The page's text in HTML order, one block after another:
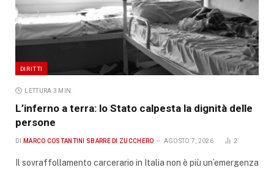
DIRITTI
LETTURA 3 MIN.
L’inferno a terra: lo Stato calpesta la dignità delle
persone
DI MARCO COSTANTINI SBARRE DI ZUCCHERO AGOSTO 7, 2026 2
Il sovraffollamento carcerario in Italia non è più un’emergenza